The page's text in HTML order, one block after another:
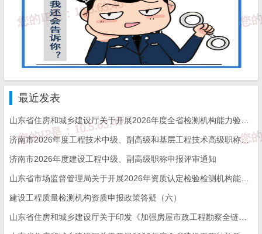
调，避免交叉、重复和矛盾。
行业标准征求意见稿应当向社会公开征求意见，期限一般不
少于三十日。
外商投资企业依法和内资企业平等参与行业标准制定、修订
工作。
第十四条 国务院有关行政主管部门应当委托标准化技术委员
会或者成立审查专家组对行业标准送审稿开展技术审查，重点审查
技术要求的科学性、合理性、适用性、规范性。
标准化技术委员会和专家组应当具有专业性、独立性和广泛
最近发表
济南市2026年度工程技术中级、副高级和基层工程技术高级职称申报评审的通知
济南市2026年度建设工程中级、副高级职称申报评审通知
建设工程质量检测机构资质申报政策答疑（六）